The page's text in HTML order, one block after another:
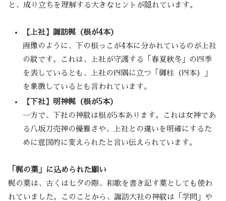
と、成り立ちを理解する大きなヒントが隠れています。
【上社】諏訪梶（根が4本）
画像のように、下の根っこが4本に分かれているのが上社
の紋です。これは、上社が守護する「春夏秋冬」の四季
を表しているとも、上社の四隅に立つ「御柱（四本）」
を象徴しているとも言われています。
【下社】明神梶（根が5本）
一方で、下社の神紋は根が5本あります。これは女神であ
る八坂刀売神の優雅さや、上社との違いを明確にするた
めに意図的に変えられたと言い伝えられています。
「梶の葉」に込められた願い
梶の葉は、古くは七夕の際、和歌を書き記す葉としても使わ
れていました。このことから、諏訪大社の神紋は「学問」や